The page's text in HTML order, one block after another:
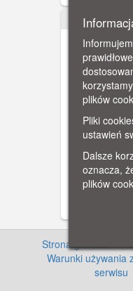
Gdańsk,
Stogów
Pocztówka
Widoczny budynek hotelu, sala
koncertowa i
Strona główna ·
Warunki używania
serwisu
plików
Pliki
ustawień
Dalsze
oznacza,
plików